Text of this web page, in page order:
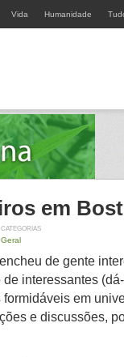
Vida Humanidade
em
CATEGORIAS
Geral
de gente
interessantes
em
e discussões,